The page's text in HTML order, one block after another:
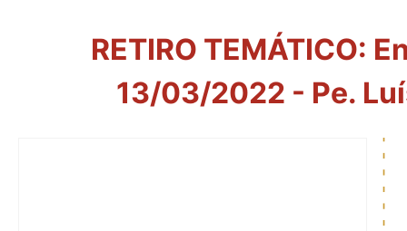
RETIRO TEMÁTICO:
13/03/2022 - Pe.